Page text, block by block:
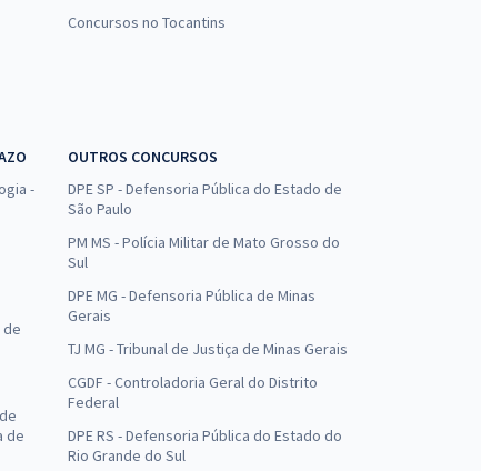
Concursos no Tocantins
-
de
de
OUTROS CONCURSOS
DPE SP - Defensoria Pública do Estado de
São Paulo
PM MS - Polícia Militar de Mato Grosso do
Sul
DPE MG - Defensoria Pública de Minas
Gerais
TJ MG - Tribunal de Justiça de Minas Gerais
CGDF - Controladoria Geral do Distrito
Federal
DPE RS - Defensoria Pública do Estado do
Rio Grande do Sul